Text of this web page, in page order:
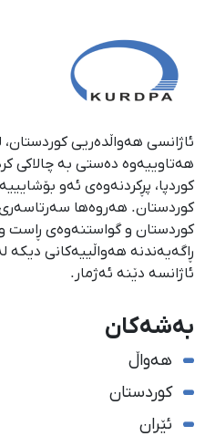
هەتاوییەوە دەستی بە چالاکی
كوردپا، پڕكردنەوەی ئەو
كوردستان. هەروەها سەرتاسەری
كوردستان و گواستنەوەی ڕاست و
ڕاگەیەندنە هەواڵییەكانی دیكە
ئاژانسە دێنە ئەژمار.
بەشەکان
هەواڵ
کوردستان
ئێران